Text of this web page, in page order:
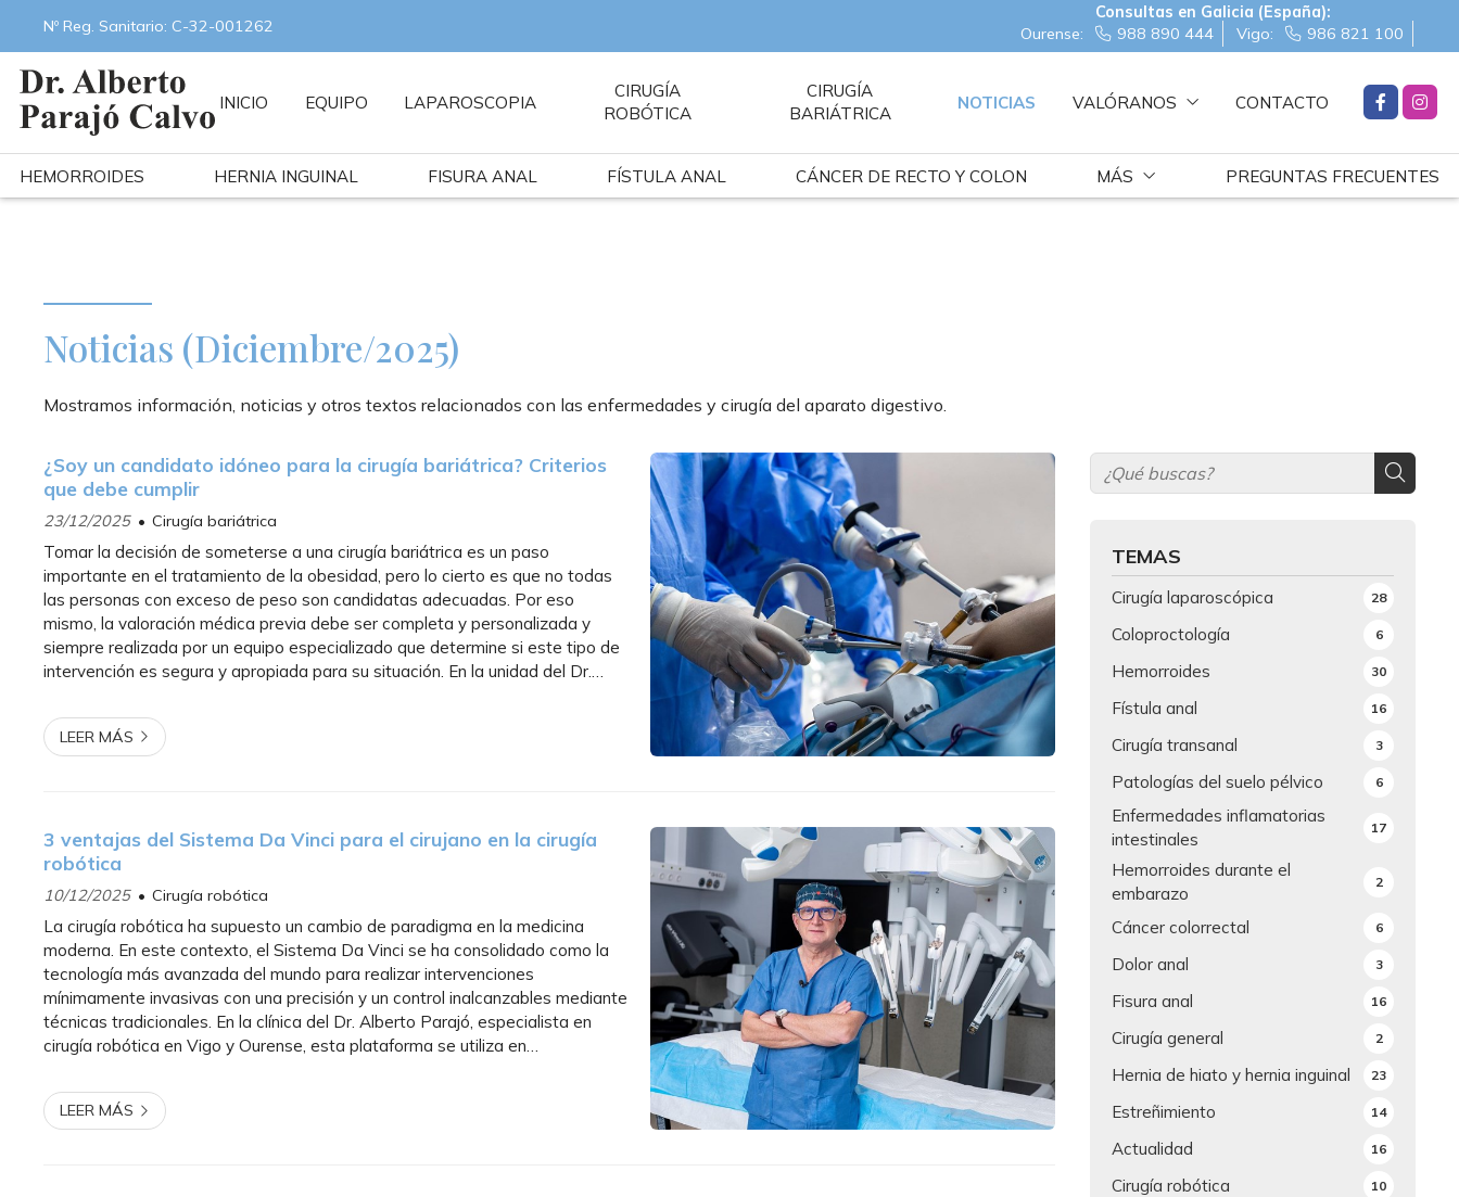
Nº Reg. Sanitario: C-32-001262
Consultas en Galicia (España):
Ourense:
988 890 444 Vigo: 986 821 100
INICIO EQUIPO LAPAROSCOPIA
CIRUGÍA
ROBÓTICA
CIRUGÍA
BARIÁTRICA
NOTICIAS VALÓRANOS CONTACTO
HEMORROIDES HERNIA INGUINAL FISURA ANAL FÍSTULA ANAL CÁNCER DE RECTO Y COLON MÁS PREGUNTAS FRECUENTES
Noticias (Diciembre/2025)
Mostramos información, noticias y otros textos relacionados con las enfermedades y cirugía del aparato digestivo.
TEMAS
Cirugía laparoscópica 28
Coloproctología 6
Hemorroides 30
Fístula anal 16
Cirugía transanal 3
Patologías del suelo pélvico 6
Enfermedades inflamatorias
intestinales
17
Hemorroides durante el
embarazo
2
Cáncer colorrectal 6
Dolor anal 3
Fisura anal 16
Cirugía general 2
Hernia de hiato y hernia inguinal 23
Estreñimiento 14
Actualidad 16
Cirugía robótica 10
¿Soy un candidato idóneo para la cirugía bariátrica? Criterios
que debe cumplir
23/12/2025 Cirugía bariátrica
Tomar la decisión de someterse a una cirugía bariátrica es un paso
importante en el tratamiento de la obesidad, pero lo cierto es que no todas
las personas con exceso de peso son candidatas adecuadas. Por eso
mismo, la valoración médica previa debe ser completa y personalizada y
siempre realizada por un equipo especializado que determine si este tipo de
intervención es segura y apropiada para su situación. En la unidad del Dr.
LEER MÁS
3 ventajas del Sistema Da Vinci para el cirujano en la cirugía
robótica
10/12/2025 Cirugía robótica
La cirugía robótica ha supuesto un cambio de paradigma en la medicina
moderna. En este contexto, el Sistema Da Vinci se ha consolidado como la
tecnología más avanzada del mundo para realizar intervenciones
mínimamente invasivas con una precisión y un control inalcanzables mediante
técnicas tradicionales. En la clínica del Dr. Alberto Parajó, especialista en
cirugía robótica en Vigo y Ourense, esta plataforma se utiliza en
pa...
LEER MÁS